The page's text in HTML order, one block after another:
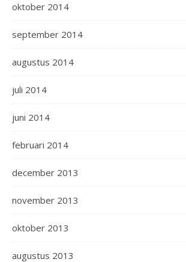
oktober 2014
september 2014
augustus 2014
juli 2014
juni 2014
februari 2014
december 2013
november 2013
oktober 2013
augustus 2013